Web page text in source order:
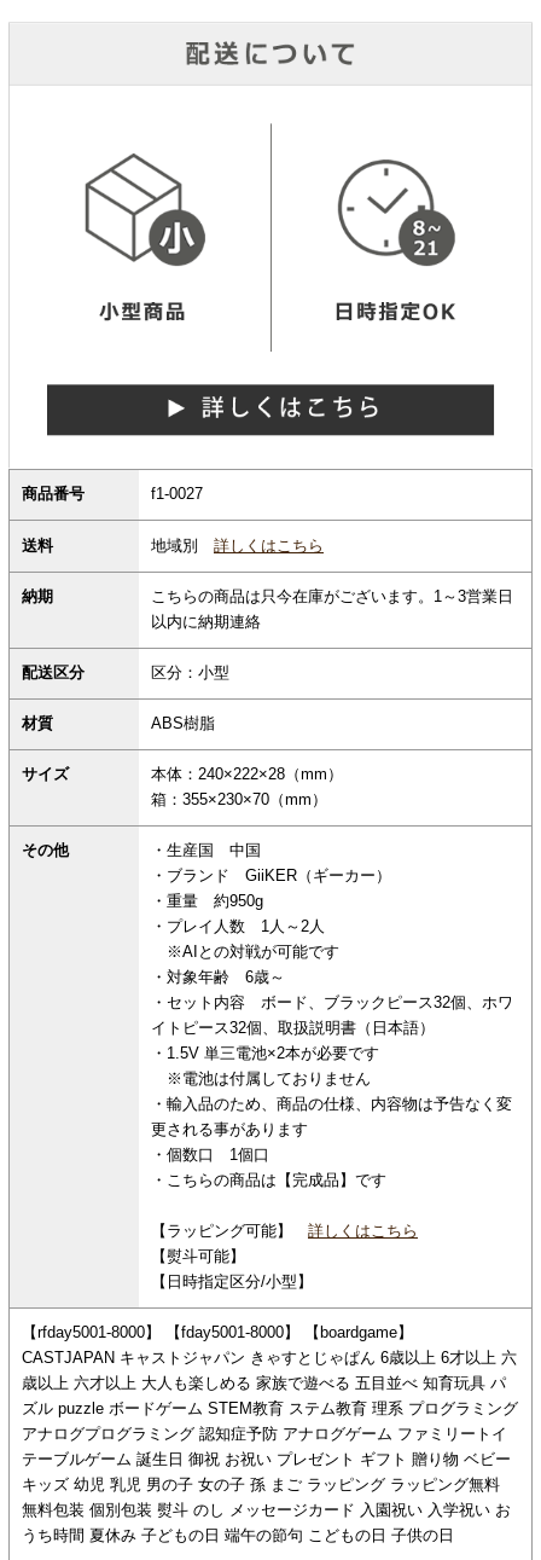
商品番号 f1-0027
送料 地域別 詳しくはこちら
納期
こちらの商品は只今在庫がございます。1～3営業日
以内に納期連絡
配送区分 区分：小型
材質 ABS樹脂
サイズ
本体：240×222×28（mm）
箱：355×230×70（mm）
その他
・生産国 中国
・ブランド GiiKER（ギーカー）
・重量 約950g
・プレイ人数 1人～2人
※AIとの対戦が可能です
・対象年齢 6歳～
・セット内容 ボード、ブラックピース32個、ホワ
イトピース32個、取扱説明書（日本語）
・1.5V 単三電池×2本が必要です
※電池は付属しておりません
・輸入品のため、商品の仕様、内容物は予告なく変
更される事があります
・個数口 1個口
・こちらの商品は【完成品】です
【ラッピング可能】 詳しくはこちら
【熨斗可能】
【日時指定区分/小型】
【rfday5001-8000】 【fday5001-8000】 【boardgame】
CASTJAPAN キャストジャパン きゃすとじゃぱん 6歳以上 6才以上 六
歳以上 六才以上 大人も楽しめる 家族で遊べる 五目並べ 知育玩具 パ
ズル puzzle ボードゲーム STEM教育 ステム教育 理系 プログラミング
アナログプログラミング 認知症予防 アナログゲーム ファミリートイ
テーブルゲーム 誕生日 御祝 お祝い プレゼント ギフト 贈り物 ベビー
キッズ 幼児 乳児 男の子 女の子 孫 まご ラッピング ラッピング無料
無料包装 個別包装 熨斗 のし メッセージカード 入園祝い 入学祝い お
うち時間 夏休み 子どもの日 端午の節句 こどもの日 子供の日